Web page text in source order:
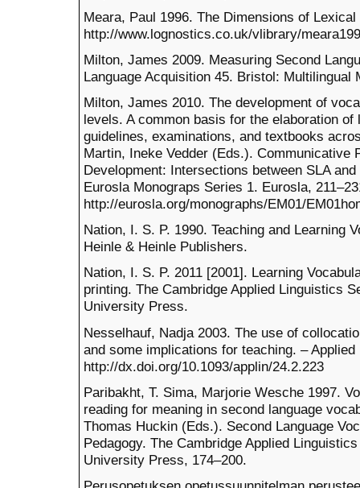
Meara, Paul 1996. The Dimensions of
http://www.lognostics.co.uk/vlibrary/
Milton, James 2009. Measuring Second
Language Acquisition 45. Bristol: Multilingual
Milton, James 2010. The development of
levels. A common basis for the elaboration
guidelines, examinations, and textbooks
Martin, Ineke Vedder (Eds.). Communicative
Development: Intersections between SLA
Eurosla Monograps Series 1. Eurosla,
http://eurosla.org/monographs/EM01/
Nation, I. S. P. 1990. Teaching and Learning
Heinle & Heinle Publishers.
Nation, I. S. P. 2011 [2001]. Learning
printing. The Cambridge Applied Linguistics
University Press.
Nesselhauf, Nadja 2003. The use of
and some implications for teaching. –
http://dx.doi.org/10.1093/applin/24.2.223
Paribakht, T. Sima, Marjorie Wesche 1997.
reading for meaning in second language
Thomas Huckin (Eds.). Second Language
Pedagogy. The Cambridge Applied
University Press, 174–200.